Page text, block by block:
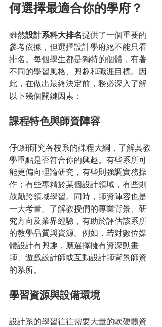
何選擇最適合你的學府？
雖然設計系科大排名提供了一個重要的
參考依據，但選擇設計學府絕不能只看
排名。每個學生都是獨特的個體，有著
不同的學習風格、興趣和職涯目標。因
此，在做出最終決定前，務必深入了解
以下幾個關鍵因素：
課程特色與師資陣容
仔0細研究各校系的課程大綱，了解其教
學重點是否符合你的興趣。有些系所可
能更偏向理論研究，有些則強調實務操
作；有些專精於某個設計領域，有些則
鼓勵跨領域學習。同時，師資陣容也是
一大考量。了解教授們的專業背景、研
究方向及業界經驗，有助於評估該系所
的教學品質與資源。例如，若對數位媒
體設計有興趣，應選擇擁有資深動畫
師、遊戲設計師或互動設計師背景師資
的系所。
學習資源與設備環境
設計系的學習往往需要大量的軟硬體資